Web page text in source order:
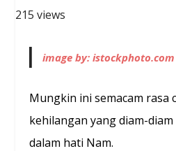
215 views
image by: istockphoto.com
Mungkin ini semacam rasa
kehilangan yang diam-
dalam hati Nam.